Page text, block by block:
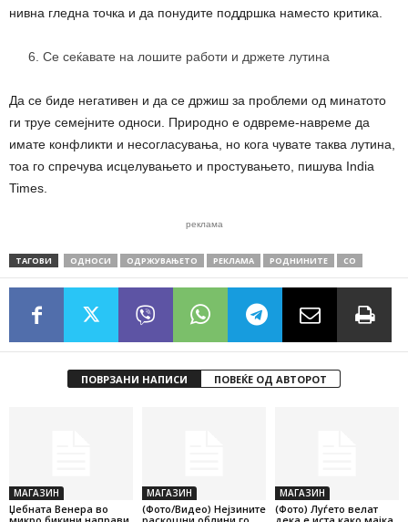
нивна гледна точка и да понудите поддршка наместо критика.
Се сеќавате на лошите работи и држете лутина
Да се ​​биде негативен и да се држиш за проблеми од минатото
ги труе семејните односи. Природно е одвреме-навреме да
имате конфликти и несогласувања, но кога чувате таква лутина,
тоа го спречува исцелувањето и простувањето, пишува India
Times.
реклама
ТАГОВИ ОДНОСИ ОДРЖУВАЊЕТО РЕКЛАМА РОДНИНИТЕ СО
ПОВРЗАНИ НАПИСИ ПОВЕЌЕ ОД АВТОРОТ
МАГАЗИН
Џебната Венера во
МАГАЗИН
(Фото/Видео) Нејзините
МАГАЗИН
(Фото) Луѓето велат